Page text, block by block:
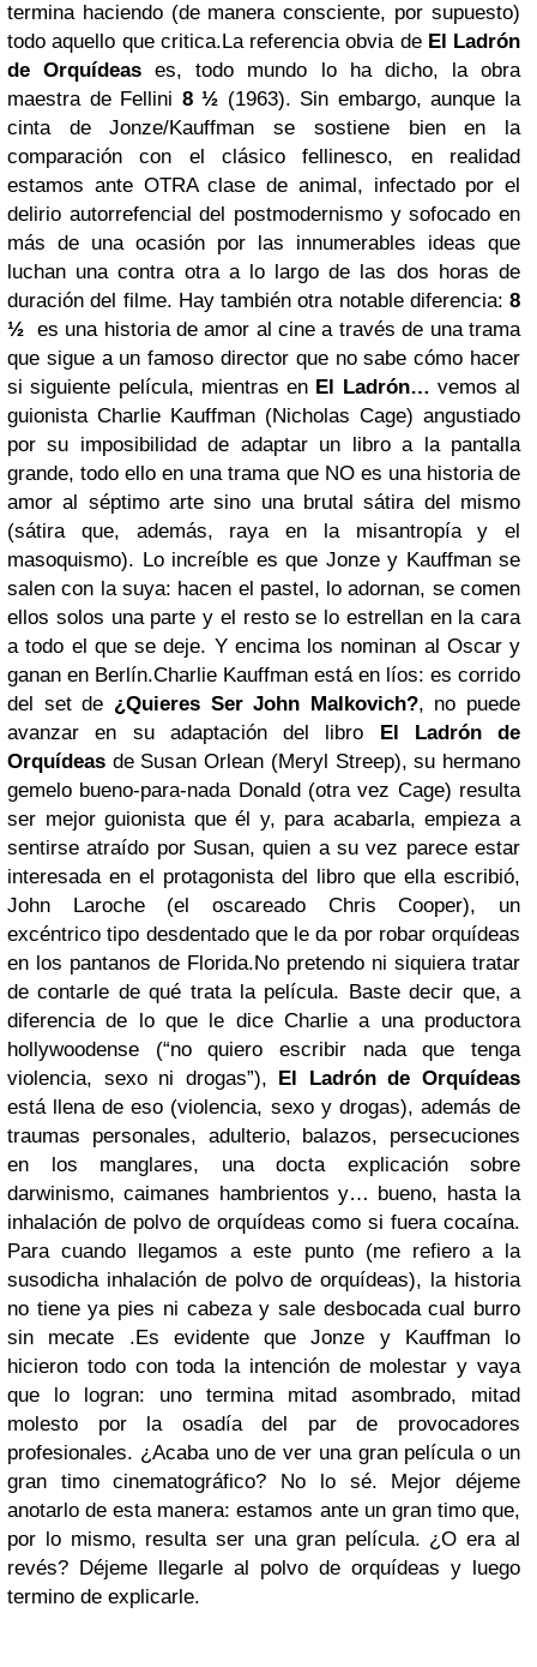
termina haciendo (de manera consciente, por supuesto)
todo aquello que critica.La referencia obvia de El Ladrón
de Orquídeas es, todo mundo lo ha dicho, la obra
maestra de Fellini 8 ½ (1963). Sin embargo, aunque la
cinta de Jonze/Kauffman se sostiene bien en la
comparación con el clásico fellinesco, en realidad
estamos ante OTRA clase de animal, infectado por el
delirio autorrefencial del postmodernismo y sofocado en
más de una ocasión por las innumerables ideas que
luchan una contra otra a lo largo de las dos horas de
duración del filme. Hay también otra notable diferencia: 8
½ es una historia de amor al cine a través de una trama
que sigue a un famoso director que no sabe cómo hacer
si siguiente película, mientras en El Ladrón… vemos al
guionista Charlie Kauffman (Nicholas Cage) angustiado
por su imposibilidad de adaptar un libro a la pantalla
grande, todo ello en una trama que NO es una historia de
amor al séptimo arte sino una brutal sátira del mismo
(sátira que, además, raya en la misantropía y el
masoquismo). Lo increíble es que Jonze y Kauffman se
salen con la suya: hacen el pastel, lo adornan, se comen
ellos solos una parte y el resto se lo estrellan en la cara
a todo el que se deje. Y encima los nominan al Oscar y
ganan en Berlín.Charlie Kauffman está en líos: es corrido
del set de ¿Quieres Ser John Malkovich?, no puede
avanzar en su adaptación del libro El Ladrón de
Orquídeas de Susan Orlean (Meryl Streep), su hermano
gemelo bueno-para-nada Donald (otra vez Cage) resulta
ser mejor guionista que él y, para acabarla, empieza a
sentirse atraído por Susan, quien a su vez parece estar
interesada en el protagonista del libro que ella escribió,
John Laroche (el oscareado Chris Cooper), un
excéntrico tipo desdentado que le da por robar orquídeas
en los pantanos de Florida.No pretendo ni siquiera tratar
de contarle de qué trata la película. Baste decir que, a
diferencia de lo que le dice Charlie a una productora
hollywoodense (“no quiero escribir nada que tenga
violencia, sexo ni drogas”), El Ladrón de Orquídeas
está llena de eso (violencia, sexo y drogas), además de
traumas personales, adulterio, balazos, persecuciones
en los manglares, una docta explicación sobre
darwinismo, caimanes hambrientos y… bueno, hasta la
inhalación de polvo de orquídeas como si fuera cocaína.
Para cuando llegamos a este punto (me refiero a la
susodicha inhalación de polvo de orquídeas), la historia
no tiene ya pies ni cabeza y sale desbocada cual burro
sin mecate .Es evidente que Jonze y Kauffman lo
hicieron todo con toda la intención de molestar y vaya
que lo logran: uno termina mitad asombrado, mitad
molesto por la osadía del par de provocadores
profesionales. ¿Acaba uno de ver una gran película o un
gran timo cinematográfico? No lo sé. Mejor déjeme
anotarlo de esta manera: estamos ante un gran timo que,
por lo mismo, resulta ser una gran película. ¿O era al
revés? Déjeme llegarle al polvo de orquídeas y luego
termino de explicarle.